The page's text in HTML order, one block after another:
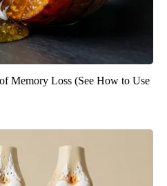
Memory Loss (See How to Use